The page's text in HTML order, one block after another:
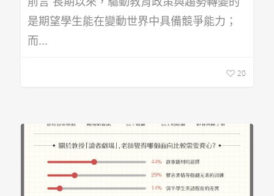
是期望學生能在變動世界中具備競爭能力；
而...
20